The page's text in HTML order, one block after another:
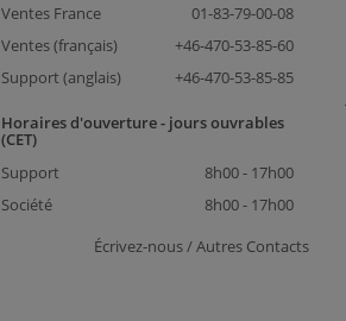
Ventes France
01-83-79-00-08
Ventes (français)
+46-470-53-85-60
Support (anglais)
+46-470-53-85-85
Horaires d'ouverture - jours ouvrables
(CET)
Support
8h00 - 17h00
Société
8h00 - 17h00
Écrivez-nous / Autres Contacts